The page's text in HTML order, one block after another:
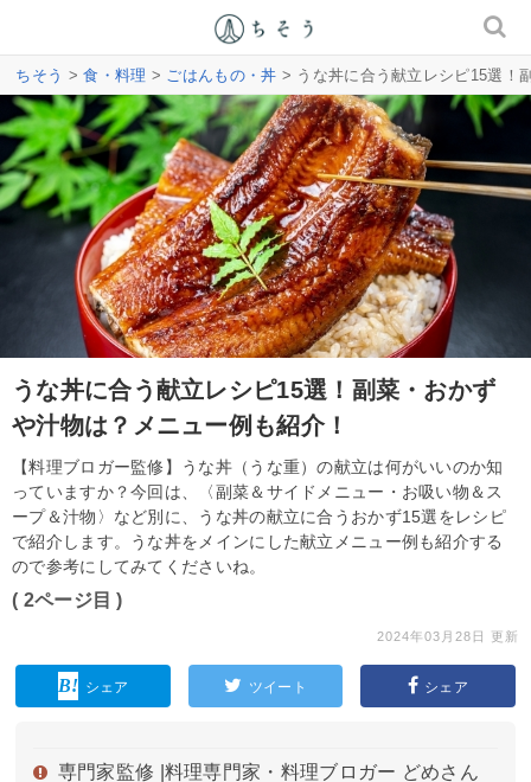
ちそう >食・料理 > ごはんもの・丼 > うな丼に合う献立レシピ15選！
うな丼に合う献立レシピ15選！副菜・おかず
や汁物は？メニュー例も紹介！
【料理ブロガー監修】うな丼（うな重）の献立は何がいいのか知
っていますか？今回は、〈副菜＆サイドメニュー・お吸い物＆ス
ープ＆汁物〉など別に、うな丼の献立に合うおかず15選をレシピ
で紹介します。うな丼をメインにした献立メニュー例も紹介する
ので参考にしてみてくださいね。
( 2ページ目 )
2024年03月28日 更新
シェア ツイート シェア
専門家監修 | 料理専門家・料理ブロガー どめさん